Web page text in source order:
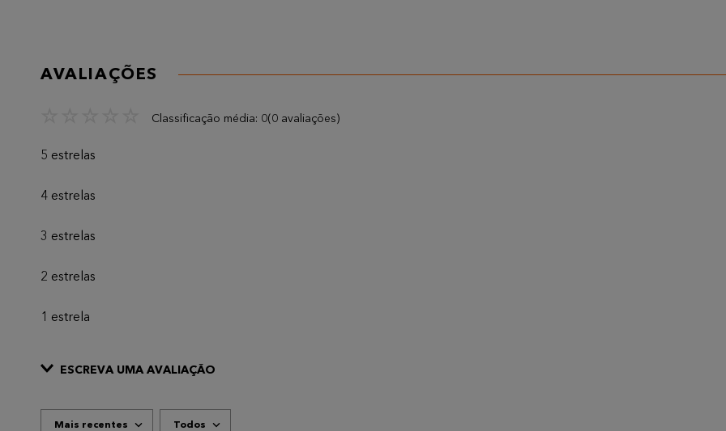
AVALIAÇÕES
Classificação média: 0(0 avaliações)
5 estrelas
4 estrelas
3 estrelas
2 estrelas
1 estrela
ESCREVA UMA AVALIAÇÃO
Mais recentes Todos